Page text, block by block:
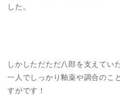
した。
しかしただただ八郎を支えてい
一人でしっかり釉薬や調合のこ
すがです！